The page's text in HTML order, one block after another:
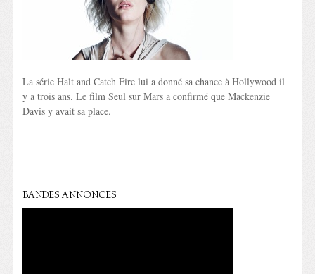
La série Halt and Catch Fire lui a donné sa chance à Hollywood il
y a trois ans. Le film Seul sur Mars a confirmé que Mackenzie
Davis y avait sa place.
BANDES ANNONCES